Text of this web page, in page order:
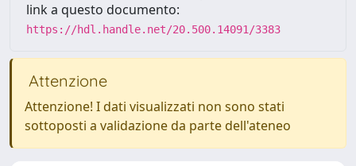
link a questo documento:
https://hdl.handle.net/20.500.14091/3383
Attenzione
Attenzione! I dati visualizzati non sono stati
sottoposti a validazione da parte dell'ateneo